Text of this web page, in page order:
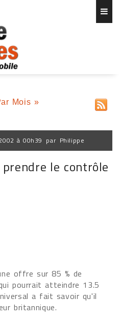
Mois »
à 00h39 par Philippe
le contrôle
offre sur 85 % de
pourrait atteindre 13.5
a fait savoir qu'il
britannique.